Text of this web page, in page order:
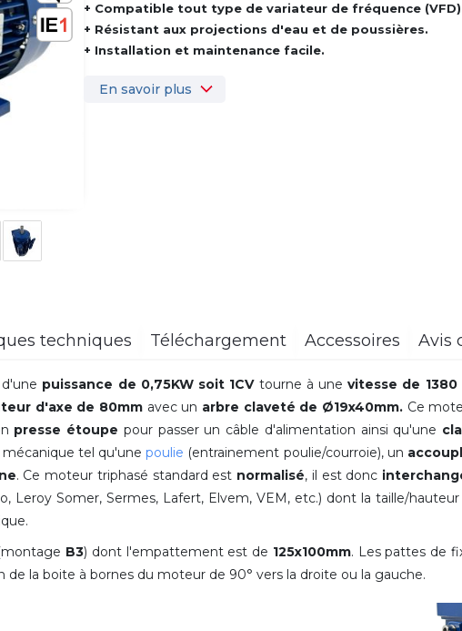
+ Compatible tout type de variateur de fréquence
+ Résistant aux projections d'eau et de poussières.
+ Installation et maintenance facile.
En savoir plus
techniques Téléchargement Accessoires Avis
d'une puissance de 0,75KW soit 1CVtourne à unevitesse de 1380
d'axe de 80mmavec un arbre claveté de Ø19x40mm. Ce
presse étoupe pour passer un câble d'alimentation ainsi qu'une
mécanique tel qu'unepoulie (entrainement poulie/courroie), un
. Ce moteur triphasé standard est normalisé, il est donc
Somer, Sermes, Lafert, Elvem, VEM, etc.) dont la taille/hauteur
B3) dont l'empattement est de 125x100mm. Les pattes de
la boite à bornes du moteur de 90° vers la droite ou la gauche.